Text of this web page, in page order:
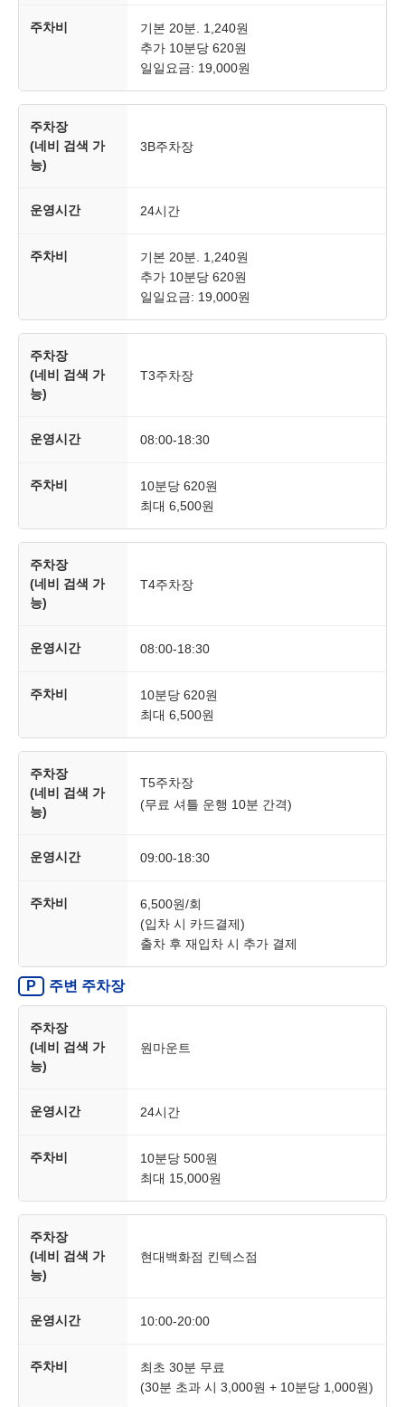
주차비
기본 20분. 1,240원
추가 10분당 620원
일일요금: 19,000원
주차장
(네비 검색 가
능)
3B주차장
운영시간 24시간
주차비
기본 20분. 1,240원
추가 10분당 620원
일일요금: 19,000원
주차장
(네비 검색 가
능)
T3주차장
운영시간 08:00-18:30
주차비
10분당 620원
최대 6,500원
주차장
(네비 검색 가
능)
T4주차장
운영시간 08:00-18:30
주차비
10분당 620원
최대 6,500원
주차장
(네비 검색 가
능)
T5주차장
(무료 셔틀 운행 10분 간격)
운영시간 09:00-18:30
주차비
6,500원/회
(입차 시 카드결제)
출차 후 재입차 시 추가 결제
P 주변 주차장
주차장
(네비 검색 가
능)
원마운트
운영시간 24시간
주차비
10분당 500원
최대 15,000원
주차장
(네비 검색 가
능)
현대백화점 킨텍스점
운영시간 10:00-20:00
주차비
최초 30분 무료
(30분 초과 시 3,000원 + 10분당 1,000원)